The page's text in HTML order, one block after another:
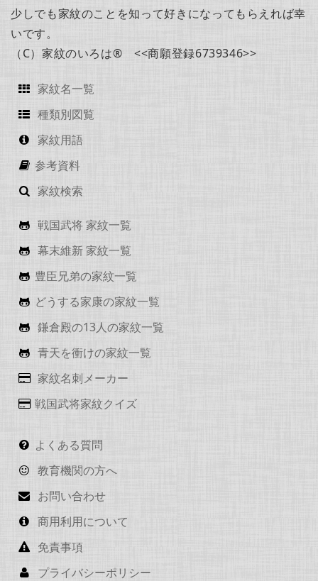
少しでも家紋のことを知って好きになってもらえれば幸
いです。
（C）家紋のいろは® <<商願登録6739346>>
家紋名一覧
種類別図覧
家紋用語
参考資料
家紋検索
戦国武将 家紋一覧
幕末維新 家紋一覧
豊臣兄弟の家紋一覧
どうする家康の家紋一覧
鎌倉殿の13人の家紋一覧
青天を衝けの家紋一覧
家紋名刺メーカー
戦国武将家紋クイズ
よくある質問
教育機関の方へ
お問い合わせ
商用利用について
免責事項
プライバシーポリシー